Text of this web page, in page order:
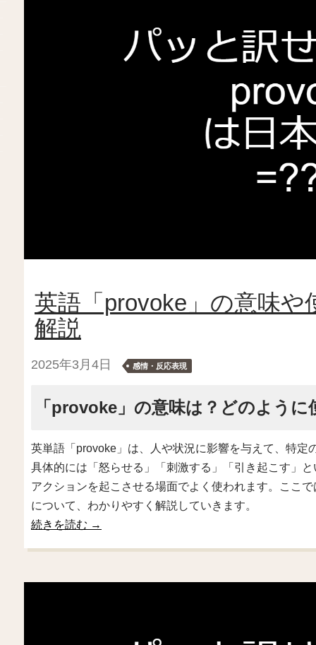
英語「provoke」の意味
解説
2025年3月4日 感情・反応表現
「provoke」の意味は？どのように
英単語「provoke」は、人や状況に影響を与えて、特
具体的には「怒らせる」「刺激する」「引き起こす」
アクションを起こさせる場面でよく使われます。ここ
について、わかりやすく解説していきます。
続きを読む →